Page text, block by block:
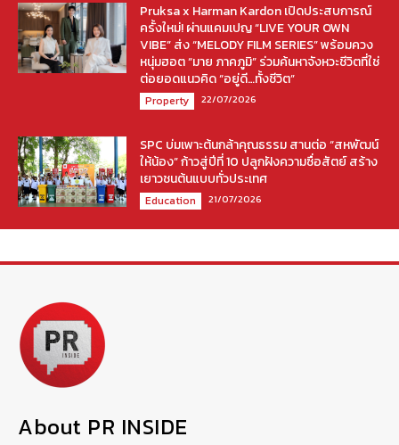
Pruksa x Harman Kardon เปิดประสบการณ์
ครั้งใหม่! ผ่านแคมเปญ “LIVE YOUR OWN
VIBE” ส่ง “MELODY FILM SERIES” พร้อมควง
หนุ่มฮอต “มาย ภาคภูมิ” ร่วมค้นหาจังหวะชีวิตที่ใช่
ต่อยอดแนวคิด “อยู่ดี…ทั้งชีวิต”
Property 22/07/2026
SPC บ่มเพาะต้นกล้าคุณธรรม สานต่อ “สหพัฒน์
ให้น้อง” ก้าวสู่ปีที่ 10 ปลูกฝังความซื่อสัตย์ สร้าง
เยาวชนต้นแบบทั่วประเทศ
Education 21/07/2026
About PR INSIDE